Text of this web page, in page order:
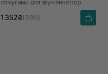
спікулами для звуження пор
1 352₴1 590₴